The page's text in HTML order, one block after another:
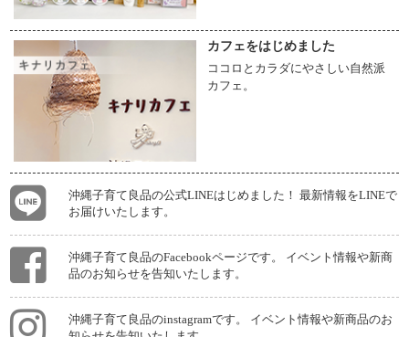
カフェをはじめました
ココロとカラダにやさしい自然派
カフェ。
沖縄子育て良品の公式LINEはじめました！ 最新情報をLINEで
お届けいたします。
沖縄子育て良品のFacebookページです。 イベント情報や新商
品のお知らせを告知いたします。
沖縄子育て良品のinstagramです。 イベント情報や新商品のお